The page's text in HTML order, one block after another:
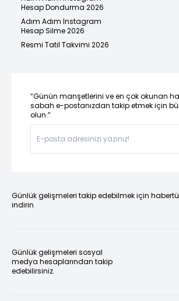
Hesap Dondurma 2026
Adım Adım Instagram
Hesap Silme 2026
Resmi Tatil Takvimi 2026
“Günün manşetlerini ve en çok okunan
sabah e-postanızdan takip etmek için
olun.”
Günlük gelişmeleri takip edebilmek için
indirin
Günlük gelişmeleri sosyal
medya hesaplarından takip
edebilirsiniz.